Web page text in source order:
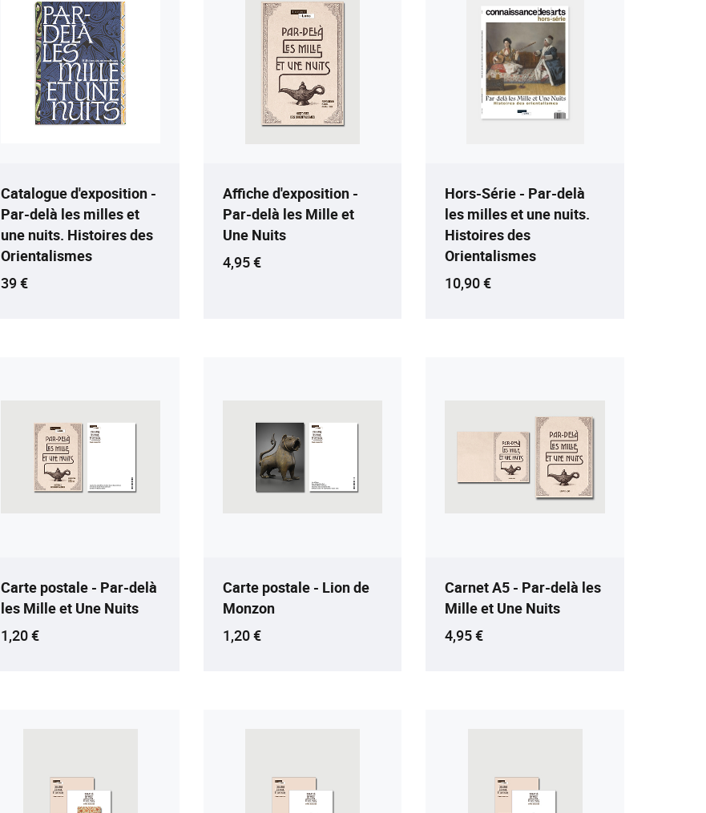
Catalogue d'exposition -
Par-delà les milles et
une nuits. Histoires des
Orientalismes
Prix ​​actuel
39 €
Affiche d'exposition -
Par-delà les Mille et
Une Nuits
Prix ​​actuel
4,95 €
Hors-Série - Par-delà
les milles et une nuits.
Histoires des
Orientalismes
Prix ​​actuel
10,90 €
Carte postale - Par-delà
les Mille et Une Nuits
Prix ​​actuel
1,20 €
Carte postale - Lion de
Monzon
Prix ​​actuel
1,20 €
Carnet A5 - Par-delà les
Mille et Une Nuits
Prix ​​actuel
4,95 €